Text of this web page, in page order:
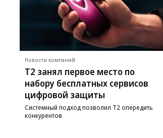
Новости компаний
Т2 занял первое место по
набору бесплатных сервисов
цифровой защиты
Системный подход позволил Т2 опередить
конкурентов